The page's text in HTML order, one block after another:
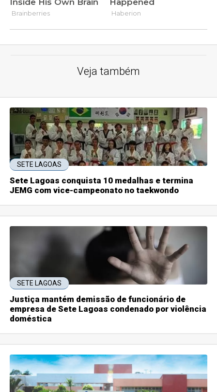
Veja também
SETE LAGOAS
Sete Lagoas conquista 10 medalhas e termina
JEMG com vice-campeonato no taekwondo
SETE LAGOAS
Justiça mantém demissão de funcionário de
empresa de Sete Lagoas condenado por violência
doméstica